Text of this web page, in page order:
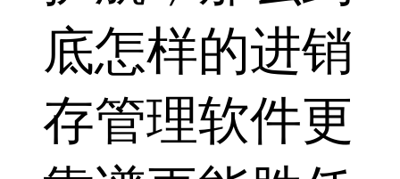
底怎样的进销
存管理软件更